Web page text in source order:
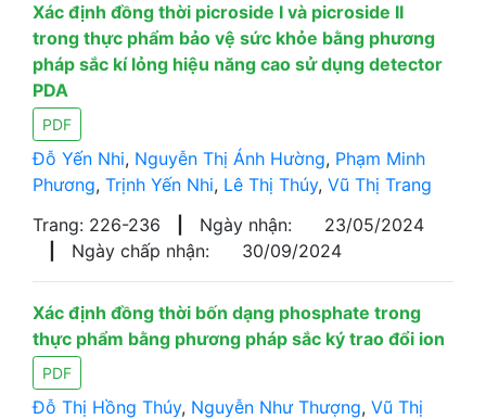
Xác định đồng thời picroside I và picroside II
trong thực phẩm bảo vệ sức khỏe bằng phương
pháp sắc kí lỏng hiệu năng cao sử dụng detector
PDA
PDF
Đỗ Yến Nhi, Nguyễn Thị Ánh Hường, Phạm Minh
Phương, Trịnh Yến Nhi, Lê Thị Thúy, Vũ Thị Trang
Trang: 226-236
Ngày nhận:
23/05/2024
Ngày chấp nhận: 30/09/2024
Xác định đồng thời bốn dạng phosphate trong
thực phẩm bằng phương pháp sắc ký trao đổi ion
PDF
Đỗ Thị Hồng Thúy, Nguyễn Như Thượng, Vũ Thị